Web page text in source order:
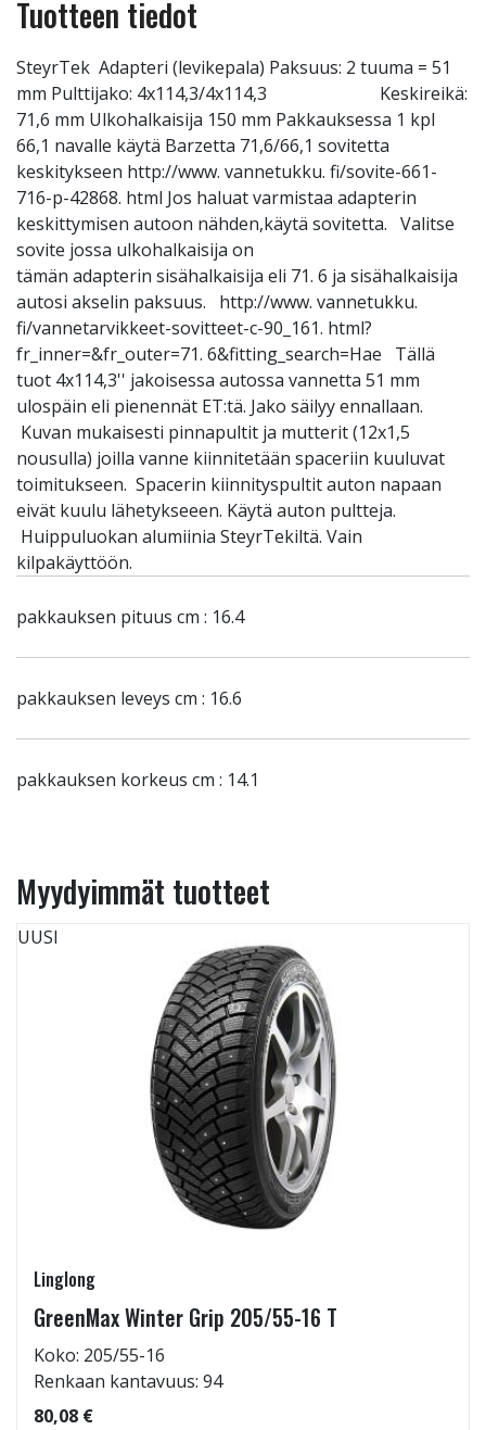
Tuotteen tiedot
SteyrTek Adapteri (levikepala) Paksuus: 2 tuuma = 51
mm Pulttijako: 4x114,3/4x114,3 Keskireikä:
71,6 mm Ulkohalkaisija 150 mm Pakkauksessa 1 kpl
66,1 navalle käytä Barzetta 71,6/66,1 sovitetta
keskitykseen http://www. vannetukku. fi/sovite-661-
716-p-42868. html Jos haluat varmistaa adapterin
keskittymisen autoon nähden,käytä sovitetta. Valitse
sovite jossa ulkohalkaisija on
tämän adapterin sisähalkaisija eli 71. 6 ja sisähalkaisija
autosi akselin paksuus. http://www. vannetukku.
fi/vannetarvikkeet-sovitteet-c-90_161. html?
fr_inner=&fr_outer=71. 6&fitting_search=Hae Tällä
tuot 4x114,3'' jakoisessa autossa vannetta 51 mm
ulospäin eli pienennät ET:tä. Jako säilyy ennallaan.
Kuvan mukaisesti pinnapultit ja mutterit (12x1,5
nousulla) joilla vanne kiinnitetään spaceriin kuuluvat
toimitukseen. Spacerin kiinnityspultit auton napaan
eivät kuulu lähetykseeen. Käytä auton pultteja.
Huippuluokan alumiinia SteyrTekiltä. Vain
kilpakäyttöön.
pakkauksen pituus cm : 16.4
pakkauksen leveys cm : 16.6
pakkauksen korkeus cm : 14.1
Myydyimmät tuotteet
UUSI
Linglong
GreenMax Winter Grip 205/55-16 T
Koko: 205/55-16
Renkaan kantavuus: 94
80,08 €